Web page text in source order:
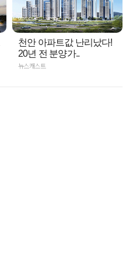
천안 아파트값 난리났다!
20년 전 분양가..
뉴스캐스트